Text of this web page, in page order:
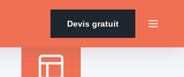
Devis gratuit